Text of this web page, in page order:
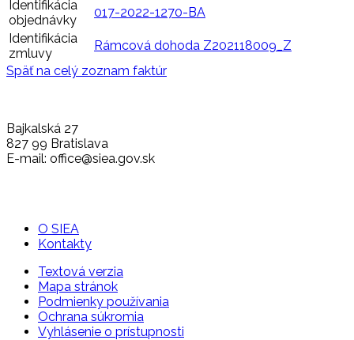
Identifikácia
objednávky
017-2022-1270-BA
Identifikácia
zmluvy
Rámcová dohoda Z202118009_Z
Späť na celý zoznam faktúr
Bajkalská 27
827 99 Bratislava
E-mail: office@siea.gov.sk
O SIEA
Kontakty
Textová verzia
Mapa stránok
Podmienky používania
Ochrana súkromia
Vyhlásenie o prístupnosti